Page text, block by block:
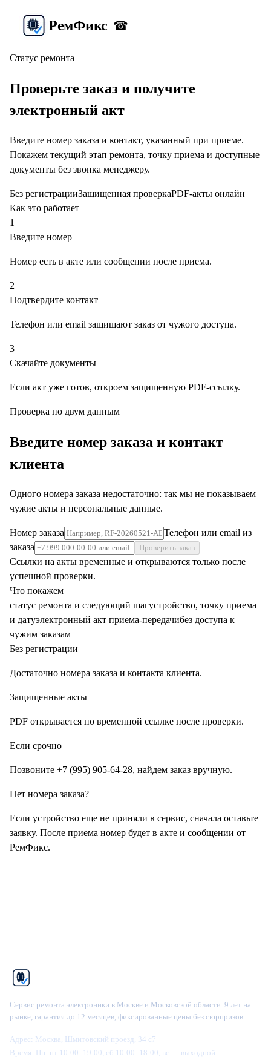
РемФикс ☎
Статус ремонта
Проверьте заказ и получите
электронный акт
Введите номер заказа и контакт, указанный при приеме.
Покажем текущий этап ремонта, точку приема и доступные
документы без звонка менеджеру.
Без регистрацииЗащищенная проверкаPDF-акты онлайн
Как это работает
1
Введите номер
Номер есть в акте или сообщении после приема.
2
Подтвердите контакт
Телефон или email защищают заказ от чужого доступа.
3
Скачайте документы
Если акт уже готов, откроем защищенную PDF-ссылку.
Проверка по двум данным
Введите номер заказа и контакт
клиента
Одного номера заказа недостаточно: так мы не показываем
чужие акты и персональные данные.
Номер заказа
Телефон или email из
заказа
Проверить заказ
Ссылки на акты временные и открываются только после
успешной проверки.
Что покажем
статус ремонта и следующий шагустройство, точку приема
и датуэлектронный акт приема-передачибез доступа к
чужим заказам
Без регистрации
Достаточно номера заказа и контакта клиента.
Защищенные акты
PDF открывается по временной ссылке после проверки.
Если срочно
Позвоните +7 (995) 905-64-28, найдем заказ вручную.
Нет номера заказа?
Если устройство еще не приняли в сервис, сначала оставьте
заявку. После приема номер будет в акте и сообщении от
РемФикс.
Сервис ремонта электроники в Москве и Московской области. 9 лет на
рынке, гарантия до 12 месяцев, фиксированные цены без сюрпризов.
Адрес: Москва, Шмитовский проезд, 34 с7
Время: Пн–пт 10:00–19:00, сб 10:00–18:00, вс — выходной